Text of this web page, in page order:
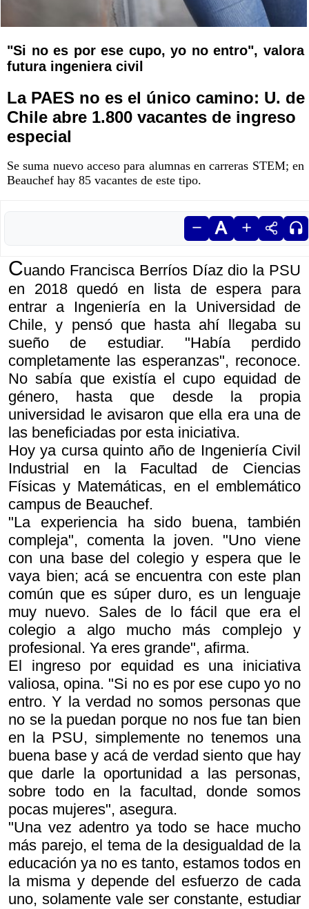
"Si no es por ese cupo, yo no entro", valora
futura ingeniera civil
La PAES no es el único camino: U. de
Chile abre 1.800 vacantes de ingreso
especial
Se suma nuevo acceso para alumnas en carreras STEM; en
Beauchef hay 85 vacantes de este tipo.
Cuando Francisca Berríos Díaz dio la PSU
en 2018 quedó en lista de espera para
entrar a Ingeniería en la Universidad de
Chile, y pensó que hasta ahí llegaba su
sueño de estudiar. "Había perdido
completamente las esperanzas", reconoce.
No sabía que existía el cupo equidad de
género, hasta que desde la propia
universidad le avisaron que ella era una de
las beneficiadas por esta iniciativa.
Hoy ya cursa quinto año de Ingeniería Civil
Industrial en la Facultad de Ciencias
Físicas y Matemáticas, en el emblemático
campus de Beauchef.
"La experiencia ha sido buena, también
compleja", comenta la joven. "Uno viene
con una base del colegio y espera que le
vaya bien; acá se encuentra con este plan
común que es súper duro, es un lenguaje
muy nuevo. Sales de lo fácil que era el
colegio a algo mucho más complejo y
profesional. Ya eres grande", afirma.
El ingreso por equidad es una iniciativa
valiosa, opina. "Si no es por ese cupo yo no
entro. Y la verdad no somos personas que
no se la puedan porque no nos fue tan bien
en la PSU, simplemente no tenemos una
buena base y acá de verdad siento que hay
que darle la oportunidad a las personas,
sobre todo en la facultad, donde somos
pocas mujeres", asegura.
"Una vez adentro ya todo se hace mucho
más parejo, el tema de la desigualdad de la
educación ya no es tanto, estamos todos en
la misma y depende del esfuerzo de cada
uno, solamente vale ser constante, estudiar